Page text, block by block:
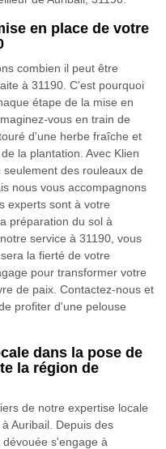
en place de votre
combien il peut être
à 31190. C'est pourquoi
étape de la mise en
vous en train de
d'une herbe fraîche et
la plantation. Avec Klien
des rouleaux de
nous vous accompagnons
experts sont à votre
préparation du sol à
service à 31190, vous
la fierté de votre
pour transformer votre
de paix. Contactez-nous et
profiter d'une pelouse
dans la pose de
la région de
de notre expertise locale
Auribail. Depuis des
s'engage à